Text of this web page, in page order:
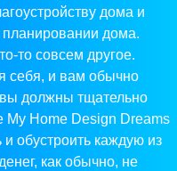
дома и
планировании дома.
то совсем другое.
себя, и вам обычно
вы должны тщательно
My Home Design Dreams
обустроить каждую из
как обычно, не